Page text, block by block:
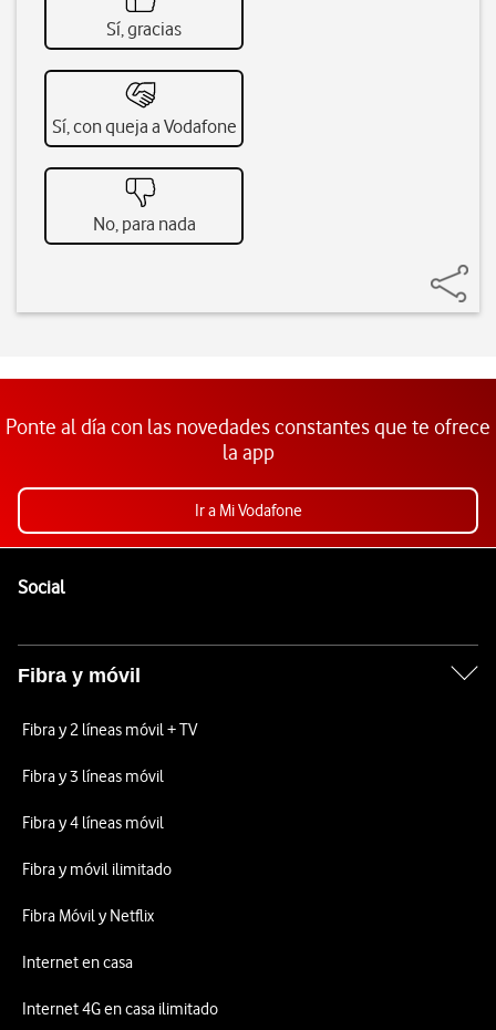
Sí, gracias
Sí, con queja a Vodafone
No, para nada
Ponte al día con las novedades constantes que te ofrece
la app
Ir a Mi Vodafone
SocialEnlaces a las redes sociales de Vodafone
Fibra y móvil
Fibra y 2 líneas móvil + TV
Fibra y 3 líneas móvil
Fibra y 4 líneas móvil
Fibra y móvil ilimitado
Fibra Móvil y Netflix
Internet en casa
Internet 4G en casa ilimitado